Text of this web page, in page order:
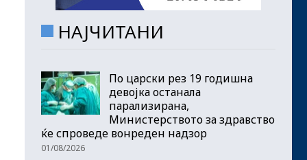
НАЈЧИТАНИ
По царски рез 19 годишна
девојка останала
парализирана,
Министерството за здравство
ќе спроведе вонреден надзор
01/08/2026